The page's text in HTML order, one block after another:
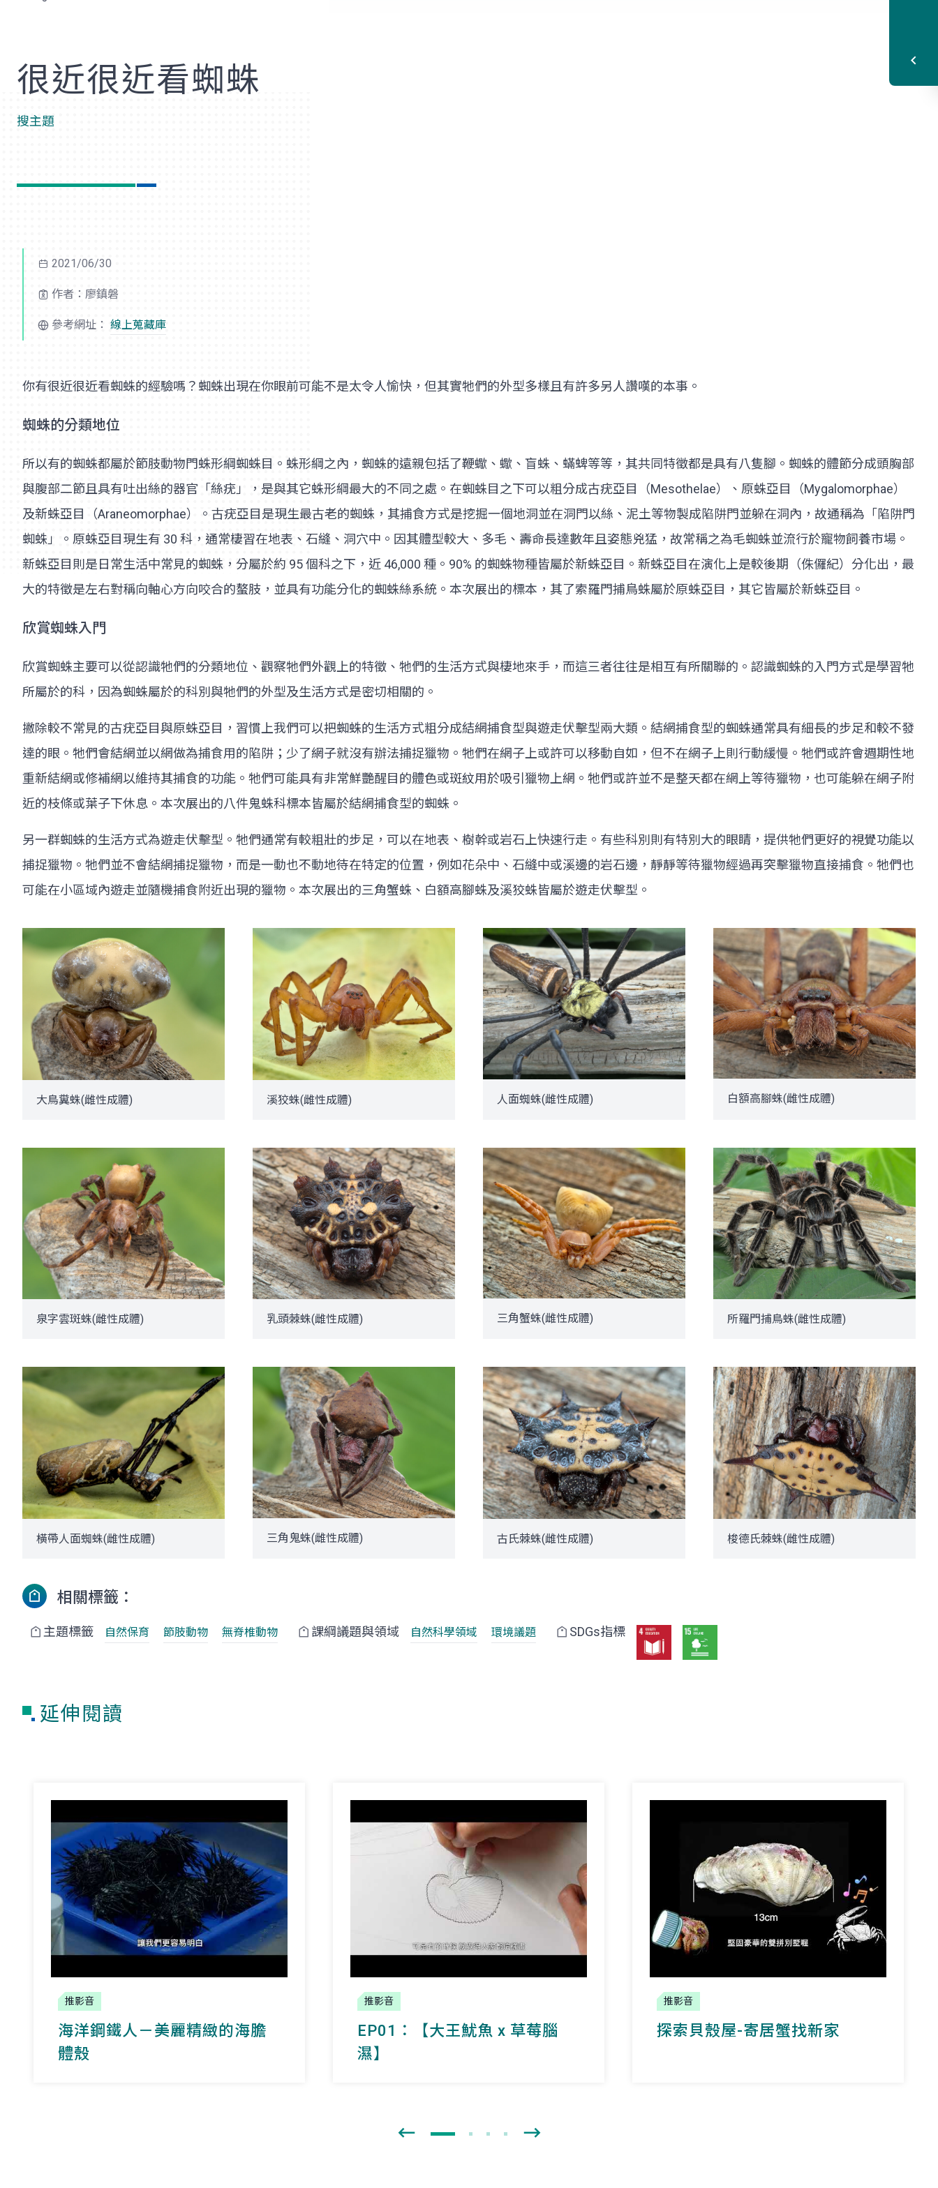
很近很近看蜘蛛
搜主題
2021/06/30
作者：廖鎮磐
參考網址： 線上蒐藏庫
你有很近很近看蜘蛛的經驗嗎？蜘蛛出現在你眼前可能不是太令人愉快，但其實牠們的外型多樣且有許多另人讚嘆的本事。
蜘蛛的分類地位
所以有的蜘蛛都屬於節肢動物門蛛形綱蜘蛛目。蛛形綱之內，蜘蛛的遠親包括了鞭蠍、蠍、盲蛛、蟎蜱等等，其共同特徵都是具有八隻腳。蜘蛛的體節分成頭胸部
與腹部二節且具有吐出絲的器官「絲疣」，是與其它蛛形綱最大的不同之處。在蜘蛛目之下可以粗分成古疣亞目（Mesothelae）、原蛛亞目（Mygalomorphae）
及新蛛亞目（Araneomorphae）。古疣亞目是現生最古老的蜘蛛，其捕食方式是挖掘一個地洞並在洞門以絲、泥土等物製成陷阱門並躲在洞內，故通稱為「陷阱門
蜘蛛」。原蛛亞目現生有 30 科，通常棲習在地表、石縫、洞穴中。因其體型較大、多毛、壽命長達數年且姿態兇猛，故常稱之為毛蜘蛛並流行於寵物飼養市場。
新蛛亞目則是日常生活中常見的蜘蛛，分屬於約 95 個科之下，近 46,000 種。90% 的蜘蛛物種皆屬於新蛛亞目。新蛛亞目在演化上是較後期（侏儸紀）分化出，最
大的特徵是左右對稱向軸心方向咬合的螯肢，並具有功能分化的蜘蛛絲系統。本次展出的標本，其了索羅門捕鳥蛛屬於原蛛亞目，其它皆屬於新蛛亞目。
欣賞蜘蛛入門
欣賞蜘蛛主要可以從認識牠們的分類地位、觀察牠們外觀上的特徵、牠們的生活方式與棲地來手，而這三者往往是相互有所關聯的。認識蜘蛛的入門方式是學習牠
所屬於的科，因為蜘蛛屬於的科別與牠們的外型及生活方式是密切相關的。
撇除較不常見的古疣亞目與原蛛亞目，習慣上我們可以把蜘蛛的生活方式粗分成結網捕食型與遊走伏擊型兩大類。結網捕食型的蜘蛛通常具有細長的步足和較不發
達的眼。牠們會結網並以網做為捕食用的陷阱；少了網子就沒有辦法捕捉獵物。牠們在網子上或許可以移動自如，但不在網子上則行動緩慢。牠們或許會週期性地
重新結網或修補網以維持其捕食的功能。牠們可能具有非常鮮艷醒目的體色或斑紋用於吸引獵物上網。牠們或許並不是整天都在網上等待獵物，也可能躲在網子附
近的枝條或葉子下休息。本次展出的八件鬼蛛科標本皆屬於結網捕食型的蜘蛛。
另一群蜘蛛的生活方式為遊走伏擊型。牠們通常有較粗壯的步足，可以在地表、樹幹或岩石上快速行走。有些科別則有特別大的眼睛，提供牠們更好的視覺功能以
捕捉獵物。牠們並不會結網捕捉獵物，而是一動也不動地待在特定的位置，例如花朵中、石縫中或溪邊的岩石邊，靜靜等待獵物經過再突擊獵物直接捕食。牠們也
可能在小區域內遊走並隨機捕食附近出現的獵物。本次展出的三角蟹蛛、白額高腳蛛及溪狡蛛皆屬於遊走伏擊型。
大鳥糞蛛(雌性成體) 溪狡蛛(雌性成體) 人面蜘蛛(雌性成體) 白額高腳蛛(雌性成體)
泉字雲斑蛛(雌性成體) 乳頭棘蛛(雌性成體) 三角蟹蛛(雌性成體) 所羅門捕鳥蛛(雌性成體)
橫帶人面蜘蛛(雌性成體) 三角鬼蛛(雌性成體) 古氏棘蛛(雌性成體) 梭德氏棘蛛(雌性成體)
相關標籤：
主題標籤 自然保育 節肢動物 無脊椎動物 課綱議題與領域 自然科學領域 環境議題 SDGs指標
延伸閱讀
推影音
海洋鋼鐵人－美麗精緻的海膽
體殼
推影音
EP01：【大王魷魚 x 草莓腦
濕】
推影音
探索貝殼屋-寄居蟹找新家